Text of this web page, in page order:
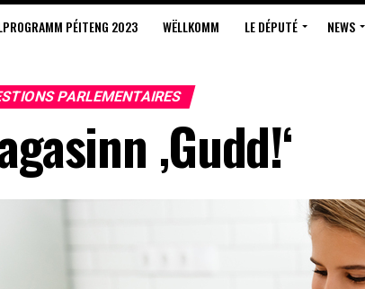
PÉITENG 2023 WËLLKOMM LE DÉPUTÉ NEWS
PARLEMENTAIRES
‚Gudd!‘